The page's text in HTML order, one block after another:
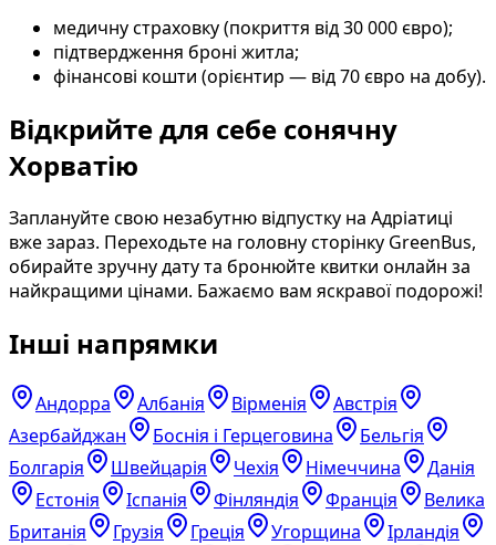
медичну страховку (покриття від 30 000 євро);
підтвердження броні житла;
фінансові кошти (орієнтир — від 70 євро на добу).
Відкрийте для себе сонячну
Хорватію
Заплануйте свою незабутню відпустку на Адріатиці
вже зараз. Переходьте на головну сторінку GreenBus,
обирайте зручну дату та бронюйте квитки онлайн за
найкращими цінами. Бажаємо вам яскравої подорожі!
Інші напрямки
Андорра Албанія Вірменія
Австрія
Азербайджан
Боснія і Герцеговина
Бельгія
Болгарія
Швейцарія Чехія Німеччина
Данія
Естонія
Іспанія Фінляндія Франція
Велика
Британія
Грузія Греція Угорщина
Ірландія